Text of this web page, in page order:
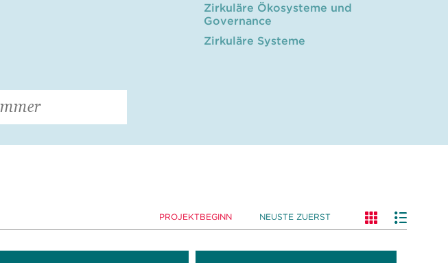
Zirkuläre Ökosysteme und
Governance
Zirkuläre Systeme
PROJEKTBEGINN NEUSTE ZUERST